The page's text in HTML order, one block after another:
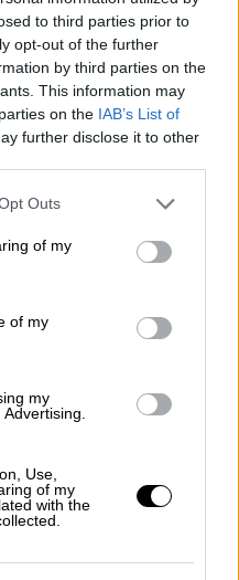
to third parties prior to
opt-out of the further
by third parties on the
This information may
on the IAB’s List of
further disclose it to other
Outs
of my
of my
my
Use,
of my
with the
Alarma sanitaria
tumba
de
que no entiende